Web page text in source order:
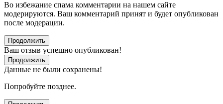
Во избежание спама комментарии на нашем сайте
модерируются. Ваш комментарий принят и будет опубликован
после модерации.
Продолжить
Ваш отзыв успешно опубликован!
Продолжить
Данные не были сохранены!
Попробуйте позднее.